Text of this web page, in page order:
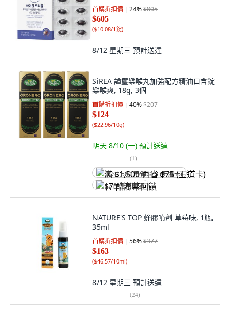
首購折扣價 24%$805
$605
($10.08/1錠)
8/12 星期三 預計送達
SiREA 譚璽樂喉丸加強配方精油口含錠
樂喉爽, 18g, 3個
首購折扣價 40%$207
$124
($22.96/10g)
明天 8/10 (一) 預計送達
(1)
满 $1,500 再省 $75 (王道卡)
$7 酷澎幣回饋
NATURE'S TOP 蜂膠噴劑 草莓味, 1瓶,
35ml
首購折扣價 56%$377
$163
($46.57/10ml)
8/12 星期三 預計送達
(24)